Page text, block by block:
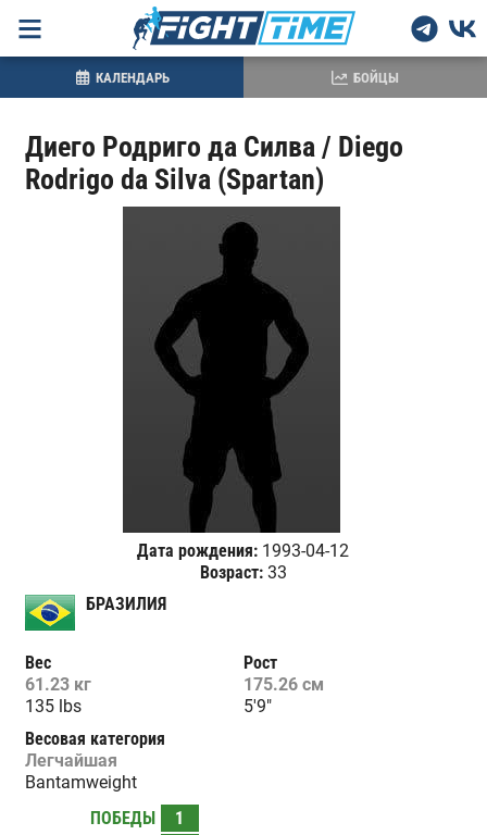
Диего Родриго да Силва / Diego
Rodrigo da Silva (Spartan)
Дата рождения: 1993-04-12
Возраст:33
БРАЗИЛИЯ
Вес
61.23 кг
135 lbs
Рост
175.26 см
5'9"
Весовая категория
Легчайшая
Bantamweight
ПОБЕДЫ
1
КАЛЕНДАРЬ БОЙЦЫ